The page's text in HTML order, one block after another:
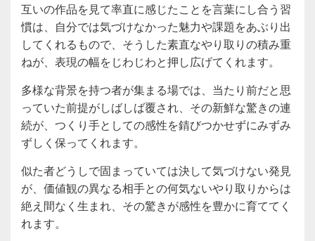
互いの作品を見て率直に感じたことを言葉にし合う習
慣は、自分では気づけなかった魅力や課題をあぶり出
してくれるもので、そうした素直なやり取りの積み重
ねが、表現の幅をじわじわと押し広げてくれます。
多様な背景を持つ者が集まる場では、当たり前だと思
っていた前提がしばしば覆され、その新鮮な驚きの連
続が、つくり手としての感性を錆びつかせずにみずみ
ずしく保ってくれます。
似た者どうしで固まっていては決して気づけない発見
が、価値観の異なる相手との何気ないやり取りからは
絶え間なく生まれ、その驚きが感性を豊かに育ててく
れます。